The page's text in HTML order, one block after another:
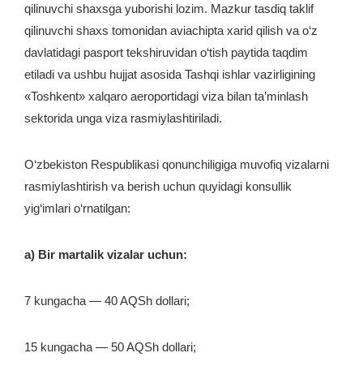
qilinuvchi shaxsga yuborishi lozim. Mazkur tasdiq taklif
qilinuvchi shaxs tomonidan aviachipta xarid qilish va o‘z
davlatidagi pasport tekshiruvidan o‘tish paytida taqdim
etiladi va ushbu hujjat asosida Tashqi ishlar vazirligining
«Toshkent» xalqaro aeroportidagi viza bilan ta’minlash
sektorida unga viza rasmiylashtiriladi.
O‘zbekiston Respublikasi qonunchiligiga muvofiq vizalarni
rasmiylashtirish va berish uchun quyidagi konsullik
yig‘imlari o‘rnatilgan:
a) Bir martalik vizalar uchun:
7 kungacha — 40 AQSh dollari;
15 kungacha — 50 AQSh dollari;